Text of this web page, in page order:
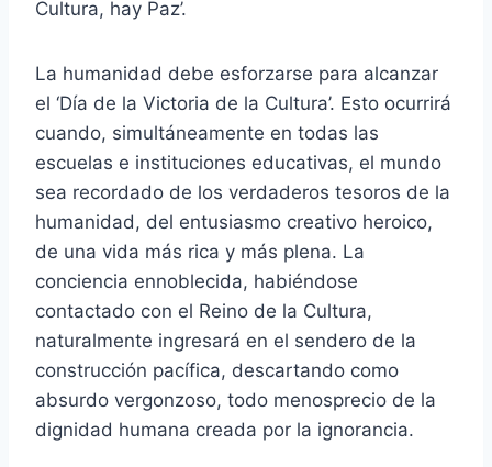
Cultura, hay Paz’.
La humanidad debe esforzarse para alcanzar
el ‘Día de la Victoria de la Cultura’. Esto ocurrirá
cuando, simultáneamente en todas las
escuelas e instituciones educativas, el mundo
sea recordado de los verdaderos tesoros de la
humanidad, del entusiasmo creativo heroico,
de una vida más rica y más plena. La
conciencia ennoblecida, habiéndose
contactado con el Reino de la Cultura,
naturalmente ingresará en el sendero de la
construcción pacífica, descartando como
absurdo vergonzoso, todo menosprecio de la
dignidad humana creada por la ignorancia.